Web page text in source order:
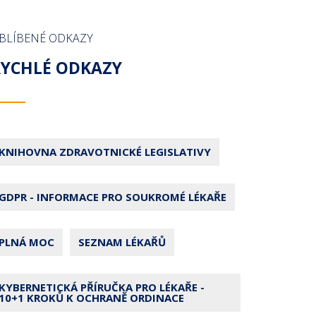
ODKAZY
ODKAZY
ZDRAVOTNICKÉ LEGISLATIVY
- INFORMACE PRO SOUKROMÉ LÉKAŘE
MOC SEZNAM LÉKAŘŮ
PŘÍRUČKA PRO LÉKAŘE -
KROKŮ K OCHRANĚ ORDINACE